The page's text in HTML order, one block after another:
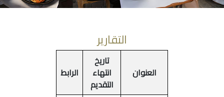
التقارير
العنوان
تاريخ
انتهاء
التقديم
الرابط